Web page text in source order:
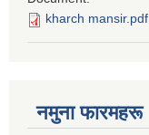
kharch mansir.pdf
नमुना फारमहरू